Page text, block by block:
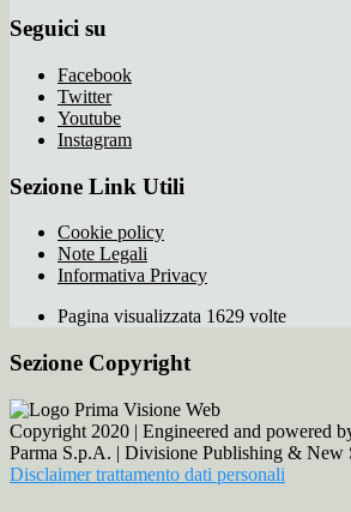
Seguici su
Facebook
Twitter
Youtube
Instagram
Sezione Link Utili
Cookie policy
Note Legali
Informativa Privacy
Pagina visualizzata 1629 volte
Sezione Copyright
Copyright 2020 | Engineered and powered
Parma S.p.A. | Divisione Publishing & New
Disclaimer trattamento dati personali